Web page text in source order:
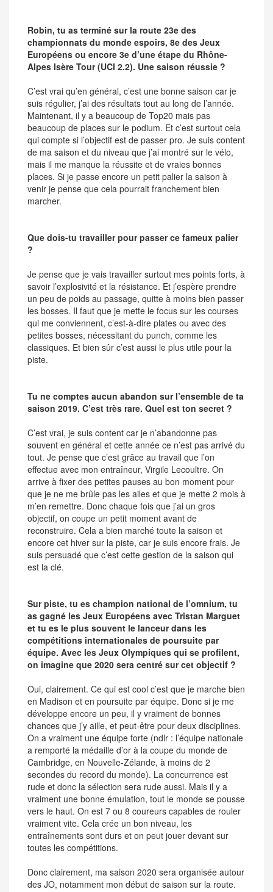
Robin, tu as terminé sur la route 23e des
championnats du monde espoirs, 8e des Jeux
Européens ou encore 3e d’une étape du Rhône-
Alpes Isère Tour (UCI 2.2). Une saison réussie ?
C’est vrai qu’en général, c’est une bonne saison car je
suis régulier, j’ai des résultats tout au long de l’année.
Maintenant, il y a beaucoup de Top20 mais pas
beaucoup de places sur le podium. Et c’est surtout cela
qui compte si l’objectif est de passer pro. Je suis content
de ma saison et du niveau que j’ai montré sur le vélo,
mais il me manque la réussite et de vraies bonnes
places. Si je passe encore un petit palier la saison à
venir je pense que cela pourrait franchement bien
marcher.
Que dois-tu travailler pour passer ce fameux palier
?
Je pense que je vais travailler surtout mes points forts, à
savoir l’explosivité et la résistance. Et j’espère prendre
un peu de poids au passage, quitte à moins bien passer
les bosses. Il faut que je mette le focus sur les courses
qui me conviennent, c’est-à-dire plates ou avec des
petites bosses, nécessitant du punch, comme les
classiques. Et bien sûr c’est aussi le plus utile pour la
piste.
Tu ne comptes aucun abandon sur l’ensemble de ta
saison 2019. C’est très rare. Quel est ton secret ?
C’est vrai, je suis content car je n’abandonne pas
souvent en général et cette année ce n’est pas arrivé du
tout. Je pense que c’est grâce au travail que l’on
effectue avec mon entraîneur, Virgile Lecoultre. On
arrive à fixer des petites pauses au bon moment pour
que je ne me brûle pas les ailes et que je mette 2 mois à
m’en remettre. Donc chaque fois que j’ai un gros
objectif, on coupe un petit moment avant de
reconstruire. Cela a bien marché toute la saison et
encore cet hiver sur la piste, car je suis encore frais. Je
suis persuadé que c’est cette gestion de la saison qui
est la clé.
Sur piste, tu es champion national de l’omnium, tu
as gagné les Jeux Européens avec Tristan Marguet
et tu es le plus souvent le lanceur dans les
compétitions internationales de poursuite par
équipe. Avec les Jeux Olympiques qui se profilent,
on imagine que 2020 sera centré sur cet objectif ?
Oui, clairement. Ce qui est cool c’est que je marche bien
en Madison et en poursuite par équipe. Donc si je me
développe encore un peu, il y vraiment de bonnes
chances que j’y aille, et peut-être pour deux disciplines.
On a vraiment une équipe forte (ndlr : l’équipe nationale
a remporté la médaille d’or à la coupe du monde de
Cambridge, en Nouvelle-Zélande, à moins de 2
secondes du record du monde). La concurrence est
rude et donc la sélection sera rude aussi. Mais il y a
vraiment une bonne émulation, tout le monde se pousse
vers le haut. On est 7 ou 8 coureurs capables de rouler
vraiment vite. Cela crée un bon niveau, les
entraînements sont durs et on peut jouer devant sur
toutes les compétitions.
Donc clairement, ma saison 2020 sera organisée autour
des JO, notamment mon début de saison sur la route.